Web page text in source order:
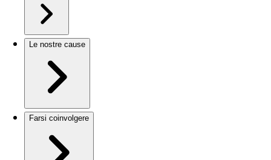
Le nostre cause
Farsi coinvolgere